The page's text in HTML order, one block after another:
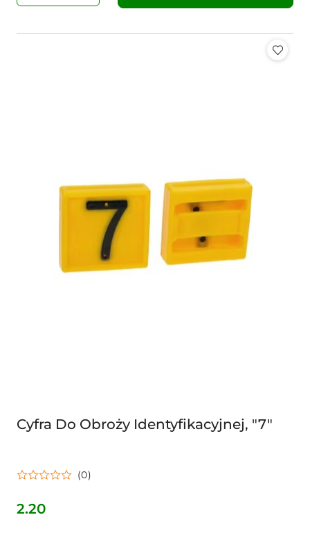
Cyfra Do Obroży Identyfikacyjnej, "7"
(0)
Cena:
2.20